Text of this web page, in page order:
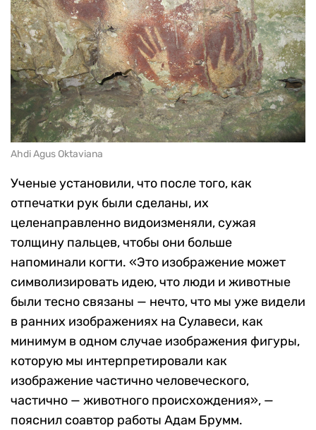
Ahdi Agus Oktaviana
Ученые установили, что после того, как
отпечатки рук были сделаны, их
целенаправленно видоизменяли, сужая
толщину пальцев, чтобы они больше
напоминали когти. «Это изображение может
символизировать идею, что люди и животные
были тесно связаны — нечто, что мы уже видели
в ранних изображениях на Сулавеси, как
минимум в одном случае изображения фигуры,
которую мы интерпретировали как
изображение частично человеческого,
частично — животного происхождения», —
пояснил соавтор работы Адам Брумм.